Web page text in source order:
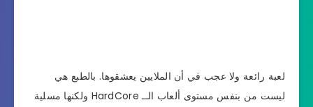
لعبة رائعة ولا عجب في أن الملايين يعشقوها. بالطبع هي
ليست من بنفس مستوى ألعاب الــ HardCore ولكنها مسلية